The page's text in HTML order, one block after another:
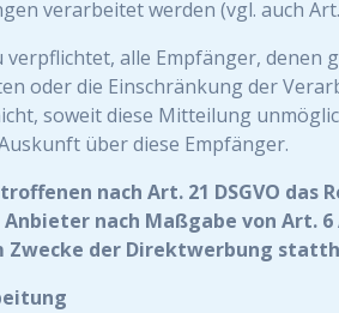
verarbeitet werden (vgl. auch Art.
alle Empfänger,
oder die Einschränkung der
soweit diese Mitteilung
über diese Empfänger.
nach Art. 21 DSGVO
nach Maßgabe von Art.
Zwecke der Direktwerbung